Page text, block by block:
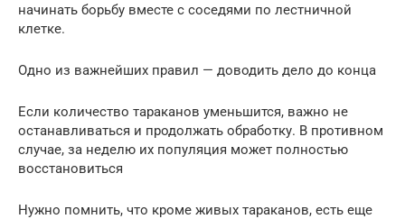
начинать борьбу вместе с соседями по лестничной
клетке.
Одно из важнейших правил — доводить дело до конца
Если количество тараканов уменьшится, важно не
останавливаться и продолжать обработку. В противном
случае, за неделю их популяция может полностью
восстановиться
Нужно помнить, что кроме живых тараканов, есть еще